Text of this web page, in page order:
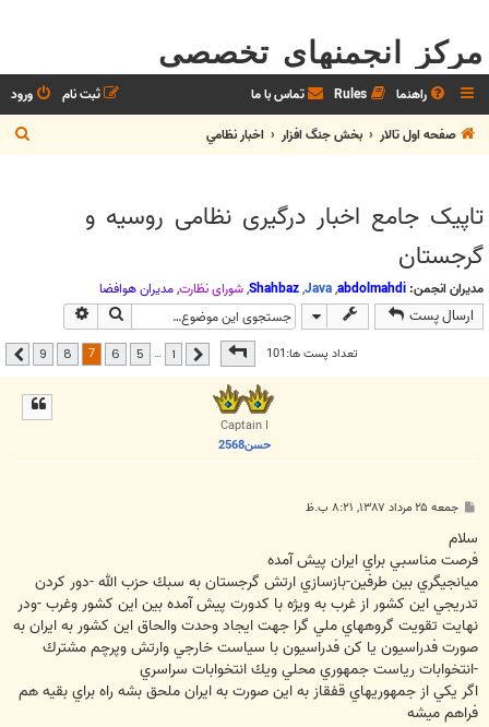
مرکز انجمنهای تخصصی
راهنما Rules تماس با ما ورود
ثبت نام
صفحه اول تالار
بخش جنگ افزار اخبار نظامي
ج
س
تاپيک جامع اخبار درگيری نظامی روسيه و
گرجستان
مدیران انجمن: abdolmahdi
,
Java
,
Shahbaz
,شوراي نظارت,مديران هوافضا
ارسال پست جستجو
تعداد پست ها:101صفحه از9 قبلی …
5
6
7
8
9 بعدی
Captain I
حسن2568
پ
ت
جمعه ۲۵ مرداد ۱۳۸۷, ۸:۲۱ ب.ظ
سلام
فرصت مناسبي براي ايران پيش آمده
ميانجيگري بين طرفين-بازسازي ارتش گرجستان به سبك حزب الله -دور كردن
تدريجي اين كشور از غرب به ويژه با كدورت پيش آمده بين اين كشور وغرب -ودر
نهايت تقويت گروههاي ملي گرا جهت ايجاد وحدت والحاق اين كشور به ايران به
صورت فدراسيون يا كن فدراسيون با سياست خارجي وارتش وپرچم مشترك
-انتخوابات رياست جمهوري محلي ويك انتخوابات سراسري
اگر يكي از جمهوريهاي قفقاز به اين صورت به ايران ملحق بشه راه براي بقيه هم
فراهم ميشه